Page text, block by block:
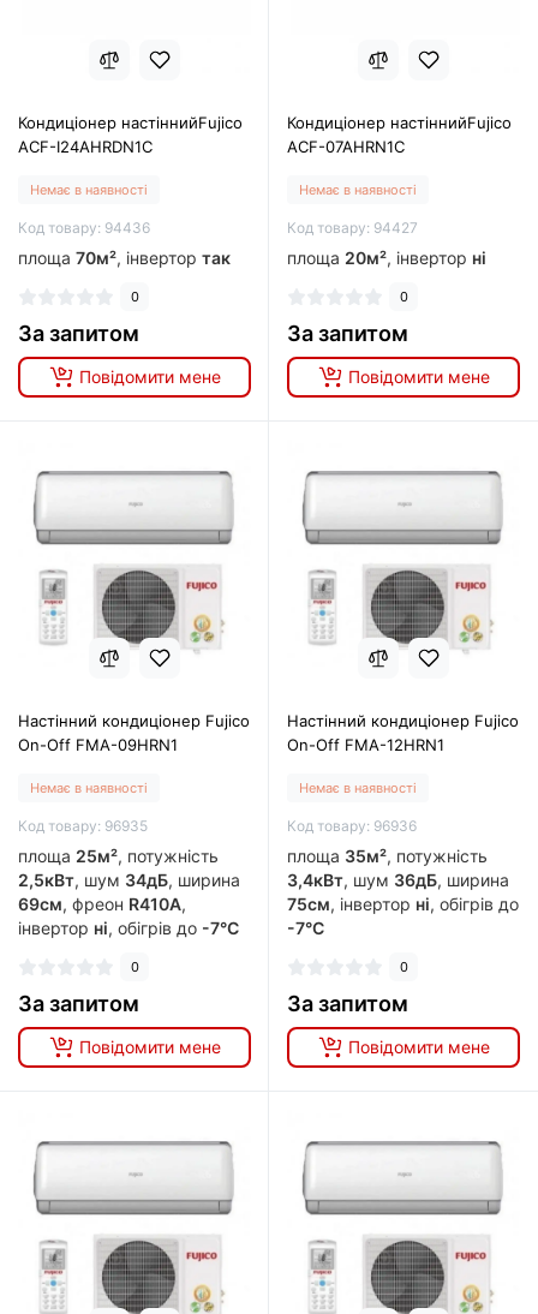
Кондиціонер настіннийFujico
ACF-I24AHRDN1C
Немає в наявності
Код товару: 94436
площа 70м², інвертор так
0
За запитом
Повідомити мене
Кондиціонер настіннийFujico
ACF-07AHRN1C
Немає в наявності
Код товару: 94427
площа 20м², інвертор ні
0
За запитом
Повідомити мене
Настінний кондиціонер Fujico
On-Off FMA-09HRN1
Немає в наявності
Код товару: 96935
площа 25м², потужність
2,5кВт, шум 34дБ, ширина
69см, фреон R410A,
інвертор ні, обігрів до -7°C
0
За запитом
Повідомити мене
Настінний кондиціонер Fujico
On-Off FMA-12HRN1
Немає в наявності
Код товару: 96936
площа 35м², потужність
3,4кВт, шум 36дБ, ширина
75см, інвертор ні, обігрів до
-7°C
0
За запитом
Повідомити мене